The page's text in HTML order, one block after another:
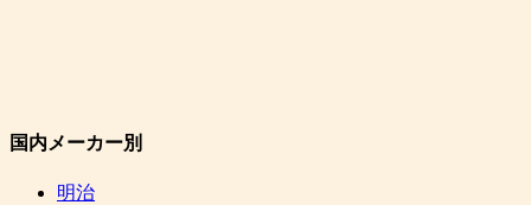
国内メーカー別
明治